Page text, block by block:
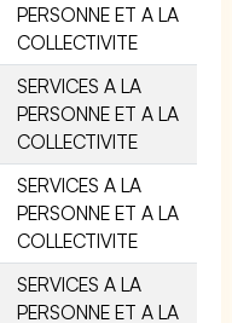
PERSONNE ET A LA
COLLECTIVITE
SERVICES A LA
PERSONNE ET A LA
COLLECTIVITE
SERVICES A LA
PERSONNE ET A LA
COLLECTIVITE
SERVICES A LA
PERSONNE ET A LA